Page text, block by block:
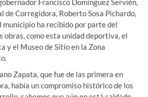
Francisco Domínguez Servién,
de Corregidora, Roberto Sosa Pichardo,
municipio ha recibido por parte del
obras, como esta unidad deportiva, el
y el Museo de Sitio en la Zona
Zapata, que fue de las primera en
había un compromiso histórico de los